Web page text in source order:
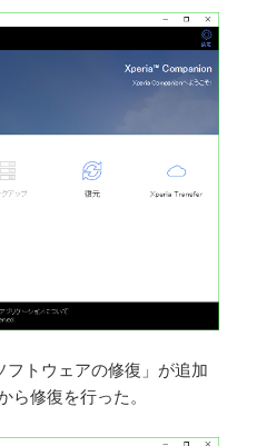
フトウェアの修復」が追加
ら修復を行った。